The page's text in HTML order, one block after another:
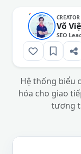
CREATOR
Võ
SEO
Hệ thống biểu
hóa cho giao
tương